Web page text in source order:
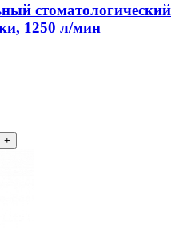
стоматологический
1250 л/мин
+